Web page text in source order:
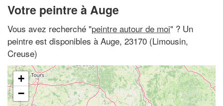
Votre peintre à Auge
Vous avez recherché "peintre autour de moi" ? Un
peintre est disponibles à Auge, 23170 (Limousin,
Creuse)
+
−